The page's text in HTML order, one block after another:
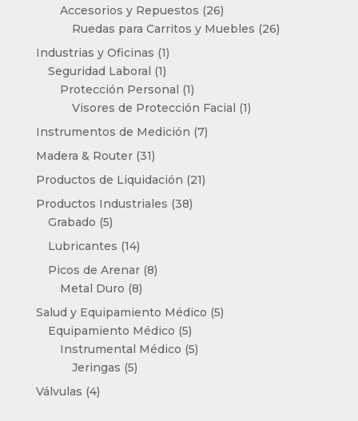
productos
Accesorios y Repuestos 2626
productos
Ruedas para Carritos y Muebles 2626
Industrias y Oficinas 11
producto
Seguridad Laboral 11
producto
Protección Personal 11
producto
Visores de Protección Facial 11
Instrumentos de Medición 77
Madera & Router 3131
productos
Productos de Liquidación 2121
Productos Industriales 3838
Grabado 55
productos
Lubricantes 1414
productos
Picos de Arenar 88
Metal Duro 88
productos
Salud y Equipamiento Médico 55
Equipamiento Médico 55
productos
Instrumental Médico 55
Jeringas 55
Válvulas 44